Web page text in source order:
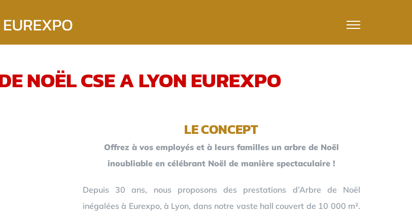
NOËL CSE A LYON EUREXPO
LE CONCEPT
Offrez à vos employés et à leurs familles un arbre de Noël
inoubliable en célébrant Noël de manière spectaculaire !
Depuis 30 ans, nous proposons des prestations d’Arbre de Noël
inégalées à Eurexpo, à Lyon, dans notre vaste hall couvert de 10 000 m².